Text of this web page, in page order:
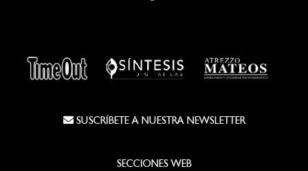
SUSCRÍBETE A NUESTRA NEWSLETTER
SECCIONES WEB